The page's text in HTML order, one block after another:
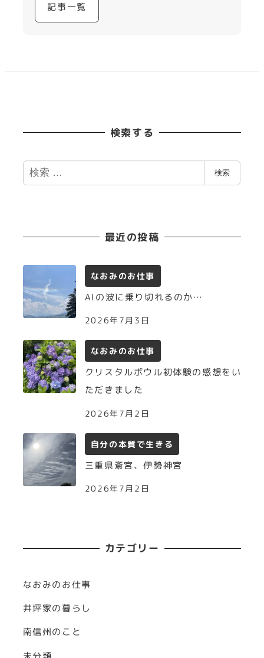
記事一覧
検索する
検
索
検索
最近の投稿
なおみのお仕事
AIの波に乗り切れるのか…
2026年7月3日
なおみのお仕事
クリスタルボウル初体験の感想をい
ただきました
2026年7月2日
自分の本質で生きる
三重県斎宮、伊勢神宮
2026年7月2日
カテゴリー
なおみのお仕事
井坪家の暮らし
南信州のこと